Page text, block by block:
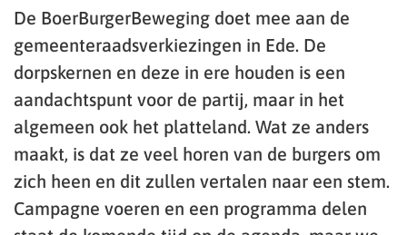
De BoerBurgerBeweging doet mee aan de
gemeenteraadsverkiezingen in Ede. De
dorpskernen en deze in ere houden is een
aandachtspunt voor de partij, maar in het
algemeen ook het platteland. Wat ze anders
maakt, is dat ze veel horen van de burgers om
zich heen en dit zullen vertalen naar een stem.
Campagne voeren en een programma delen